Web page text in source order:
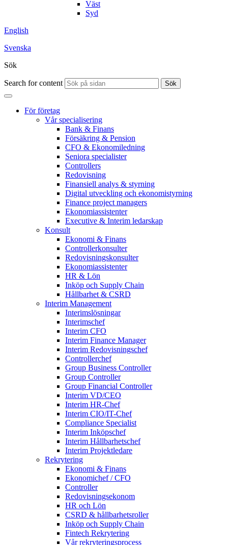
Väst
Syd
English
Svenska
Sök
Search for content Sök
För företag
Vår specialisering
Bank & Finans
Försäkring & Pension
CFO & Ekonomiledning
Seniora specialister
Controllers
Redovisning
Finansiell analys & styrning
Digital utveckling och ekonomistyrning
Finance project managers
Ekonomiassistenter
Executive & Interim ledarskap
Konsult
Ekonomi & Finans
Controllerkonsulter
Redovisningskonsulter
Ekonomiassistenter
HR & Lön
Inköp och Supply Chain
Hållbarhet & CSRD
Interim Management
Interimslösningar
Interimschef
Interim CFO
Interim Finance Manager
Interim Redovisningschef
Controllerchef
Group Business Controller
Group Controller
Group Financial Controller
Interim VD/CEO
Interim HR-Chef
Interim CIO/IT-Chef
Compliance Specialist
Interim Inköpschef
Interim Hållbarhetschef
Interim Projektledare
Rekrytering
Ekonomi & Finans
Ekonomichef / CFO
Controller
Redovisningsekonom
HR och Lön
CSRD & hållbarhetsroller
Inköp och Supply Chain
Fintech Rekrytering
Vår rekryteringsprocess